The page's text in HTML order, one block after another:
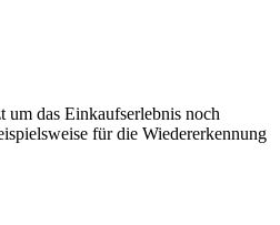
um das Einkaufserlebnis noch
für die Wiedererkennung